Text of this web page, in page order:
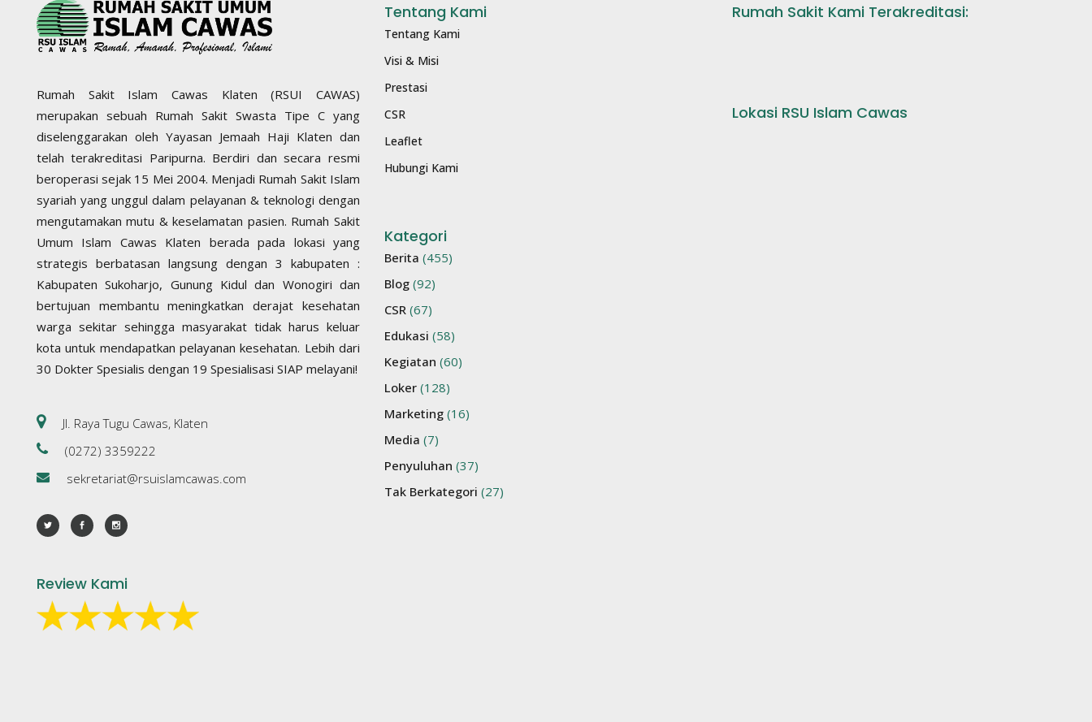
Rumah Sakit Islam Cawas Klaten (RSUI CAWAS)
merupakan sebuah Rumah Sakit Swasta Tipe C yang
diselenggarakan oleh Yayasan Jemaah Haji Klaten dan
telah terakreditasi Paripurna. Berdiri dan secara resmi
beroperasi sejak 15 Mei 2004. Menjadi Rumah Sakit Islam
syariah yang unggul dalam pelayanan & teknologi dengan
mengutamakan mutu & keselamatan pasien. Rumah Sakit
Umum Islam Cawas Klaten berada pada lokasi yang
strategis berbatasan langsung dengan 3 kabupaten :
Kabupaten Sukoharjo, Gunung Kidul dan Wonogiri dan
bertujuan membantu meningkatkan derajat kesehatan
warga sekitar sehingga masyarakat tidak harus keluar
kota untuk mendapatkan pelayanan kesehatan. Lebih dari
30 Dokter Spesialis dengan 19 Spesialisasi SIAP melayani!
Jl. Raya Tugu Cawas, Klaten
(0272) 3359222
sekretariat@rsuislamcawas.com
Review Kami
Tentang Kami
Tentang Kami
Visi & Misi
Prestasi
CSR
Leaflet
Hubungi Kami
Kategori
Berita (455)
Blog(92)
CSR(67)
Edukasi (58)
Kegiatan (60)
Loker(128)
Marketing(16)
Media (7)
Penyuluhan (37)
Tak Berkategori (27)
Rumah Sakit Kami Terakreditasi:
Lokasi RSU Islam Cawas